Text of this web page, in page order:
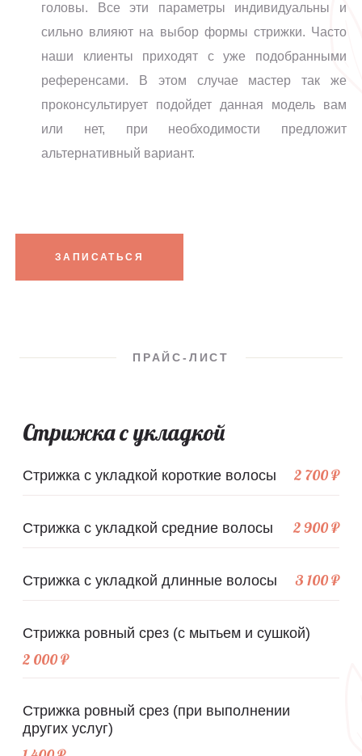
головы. Все эти параметры индивидуальны и
сильно влияют на выбор формы стрижки. Часто
наши клиенты приходят с уже подобранными
референсами. В этом случае мастер так же
проконсультирует подойдет данная модель вам
или нет, при необходимости предложит
альтернативный вариант.
ЗАПИСАТЬСЯ
ПРАЙС-ЛИСТ
Стрижка с укладкой
Стрижка с укладкой короткие волосы 2 700 ₽
Стрижка с укладкой средние волосы 2 900 ₽
Стрижка с укладкой длинные волосы 3 100 ₽
Стрижка ровный срез (с мытьем и сушкой)
2 000 ₽
Стрижка ровный срез (при выполнении
других услуг)